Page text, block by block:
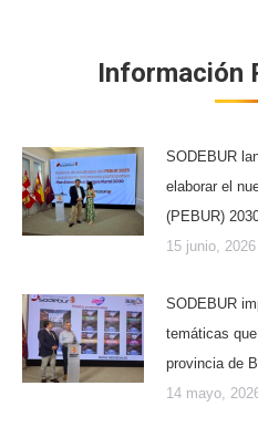
Información
SODEBUR
elaborar el
(PEBUR)
15 junio, 2026
SODEBUR
temáticas
provincia de
14 mayo,